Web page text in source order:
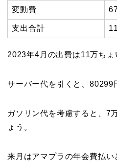
変動費
支出合計
2023年4月の出費は11万ちょ
サーバー代を引くと、80299
ガソリン代を考慮すると、7
ょう。
来月はアマプラの年会費払い